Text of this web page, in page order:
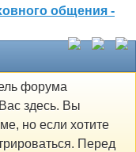
форума
здесь. Вы
но если хотите
Перед